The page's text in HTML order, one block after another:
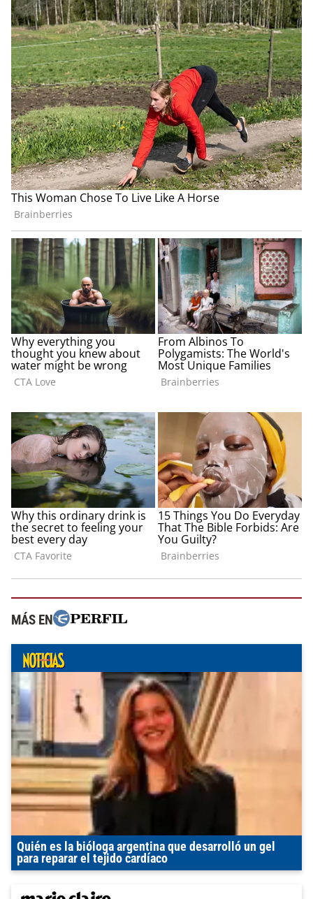
MÁS EN
Quién es la bióloga argentina que desarrolló un gel
para reparar el tejido cardíaco